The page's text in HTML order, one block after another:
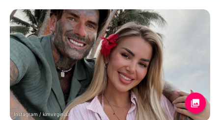
Instagram / kimvirginiaa